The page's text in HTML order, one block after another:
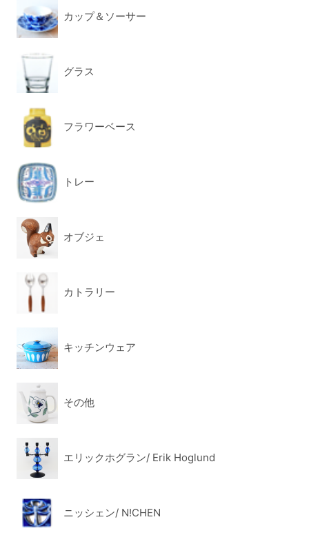
カップ＆ソーサー
グラス
フラワーベース
トレー
オブジェ
カトラリー
キッチンウェア
その他
エリックホグラン/ Erik Hoglund
ニッシェン/ N!CHEN